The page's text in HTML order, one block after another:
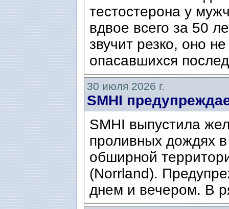
тестостерона у
вдвое всего за 50
звучит резко, оно
опасавшихся
30 июля 2026 г.
SMHI
SMHI выпустила
проливных дождях
обширной
(Norrland).
днем ​​и вечером. В